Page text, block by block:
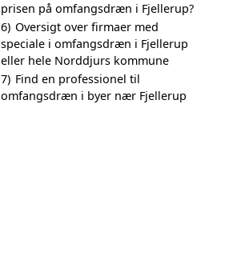
prisen på omfangsdræn i Fjellerup?
6) Oversigt over firmaer med
speciale i omfangsdræn i Fjellerup
eller hele Norddjurs kommune
7) Find en professionel til
omfangsdræn i byer nær Fjellerup